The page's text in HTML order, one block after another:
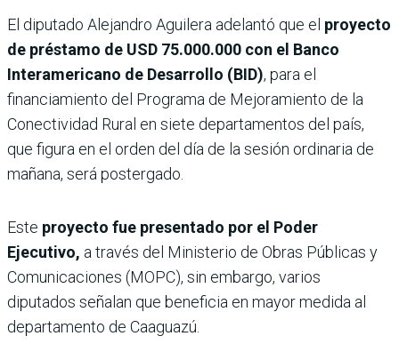
El diputado Alejandro Aguilera adelantó que el proyecto
de préstamo de USD 75.000.000 con el Banco
Interamericano de Desarrollo (BID), para el
financiamiento del Programa de Mejoramiento de la
Conectividad Rural en siete departamentos del país,
que figura en el orden del día de la sesión ordinaria de
mañana, será postergado.
Este proyecto fue presentado por el Poder
Ejecutivo, a través del Ministerio de Obras Públicas y
Comunicaciones (MOPC), sin embargo, varios
diputados señalan que beneficia en mayor medida al
departamento de Caaguazú.